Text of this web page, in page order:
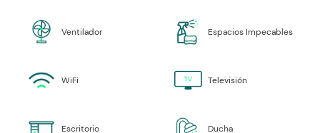
Ventilador Espacios Impecables
WiFi Televisión
Escritorio Ducha